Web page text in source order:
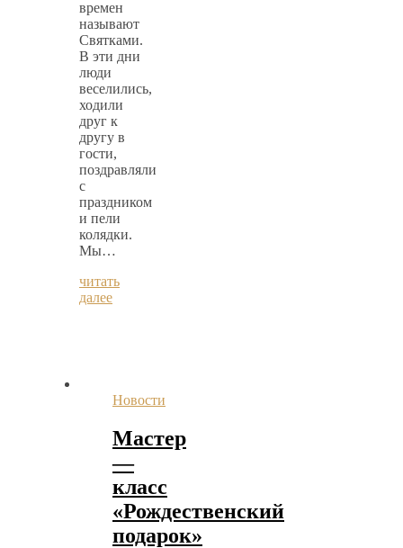
времен
называют
Святками.
В эти дни
люди
веселились,
ходили
друг к
другу в
гости,
поздравляли
с
праздником
и пели
колядки.
Мы…
читать
далее
Новости
Мастер
—
класс
«Рождественский
подарок»